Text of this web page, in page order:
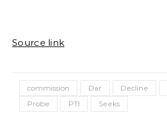
Source link
commission Dar Decline
Probe
PTI Seeks